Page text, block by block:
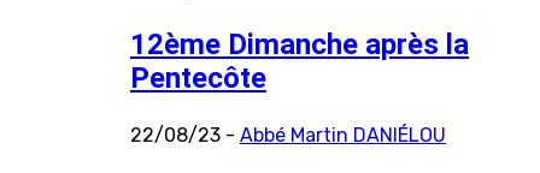
12ème Dimanche après la
Pentecôte
22/08/23 - Abbé Martin DANIÉLOU